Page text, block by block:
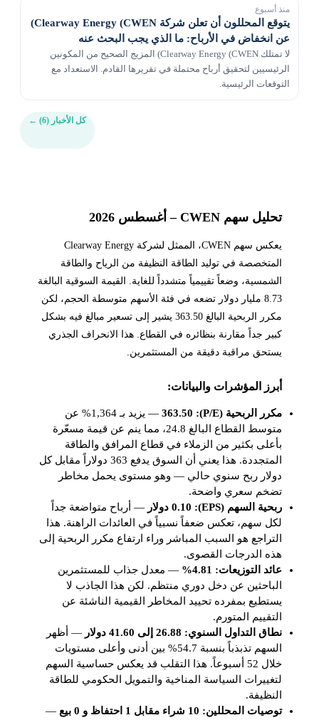
منذ أسبوع
يتوقع المحللون أن تعلن شركة Clearway Energy (CWEN)
عن انخفاض في الأرباح: ما الذي يجب البحث عنه
لا تمتلك Clearway Energy (CWEN) المزيج الصحيح من المكونين
الرئيسيين لتحقيق أرباح محتملة في تقريرها القادم. الاستعداد مع
التوقعات الرئيسية.
كل الأخبار (6) ←
تحليل سهم CWEN – أغسطس 2026
يعكس سهم CWEN، الممثل لشركة Clearway Energy
المتخصصة في توليد الطاقة النظيفة من الرياح والطاقة
الشمسية، وضعاً تقييمياً متشدداً للغاية. القيمة السوقية البالغة
8.73 مليار دولار تضعه في فئة الأسهم متوسطة الحجم، لكن
مكرر الربحية البالغ 363.50 يشير إلى تسعير مبالغ فيه بشكل
كبير جداً مقارنة بنظائره في القطاع. هذا الانحراف الجذري
يستحق مراقبة دقيقة من المستثمرين.
أبرز المؤشرات والبيانات:
مكرر الربحية (P/E): 363.50
— يزيد بـ 1,364% عن
متوسط القطاع البالغ 24.8، مما ينم عن قيمة مسعّرة
بأعلى بكثير من الزملاء في قطاع المرافق والطاقة
المتجددة. هذا يعني أن السوق يدفع 363 دولاراً مقابل كل
دولار ربح سنوي حالي — وهو مستوى يحمل مخاطر
تضخم سعري واضحة.
ربحية السهم (EPS): 0.10 دولار
— أرباح متواضعة جداً
لكل سهم، تعكس ضعفاً نسبياً في العائدات الراهنة. هذا
التراجع هو السبب المباشر وراء ارتفاع مكرر الربحية إلى
هذه الدرجات القصوى.
عائد التوزيعات: 4.81%
— معدل جذاب للمستثمرين
الباحثين عن دخل دوري منتظم. لكن هذا الجاذب لا
يستطيع بمفرده تحييد المخاطر القيمية الناشئة عن
التقييم المتورم.
نطاق التداول السنوي: 26.88 إلى 41.60 دولار
— أظهر
السهم تذبذباً بنسبة 54.7% بين أدنى وأعلى مستويات
خلال 52 أسبوعاً. هذا التقلب قد يعكس حساسية السهم
لتغييرات السياسة المناخية والتمويل الحكومي للطاقة
النظيفة.
توصيات المحللين: 10 شراء مقابل 1 احتفاظ و 0 بيع
—